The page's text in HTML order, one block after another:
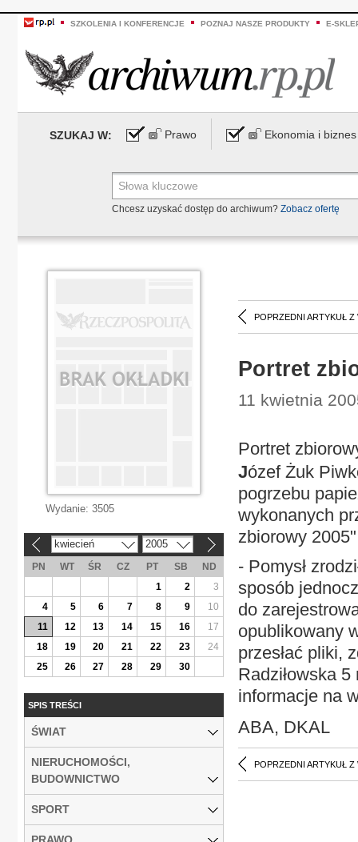
SZKOLENIA I KONFERENCJE POZNAJ NASZE PRODUKTY E-
SZUKAJ W: Prawo Ekonomia i biznes
Chcesz uzyskać dostęp do archiwum? Zobacz ofertę
POPRZEDNI ARTYKUŁ Z
Portret
11 kwietnia
Portret
Józef Żuk
pogrzebu
wykonanych
zbiorowy
- Pomysł
sposób
do
opublikowany
przesłać pliki,
Radziłowska
informacje na
ABA, DKAL
POPRZEDNI ARTYKUŁ Z
Wydanie: 3505
kwiecień 2005
PN WT ŚR CZ PT SB
ND
1
2
3
4
5 6 7 8 9
10
11
12 13 14 15 16
17
18
19 20 21 22 23
24
25
26 27 28 29 30
SPIS TREŚCI
ŚWIAT
NIERUCHOMOŚCI,
BUDOWNICTWO
SPORT
PRAWO